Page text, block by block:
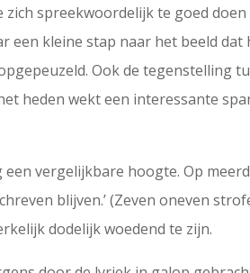
zich spreekwoordelijk te goed
een kleine stap naar het beeld
Ook de tegenstelling
heden wekt een interessante
vergelijkbare hoogte. Op
blijven.’ (Zeven oneven
dodelijk woedend te zijn.